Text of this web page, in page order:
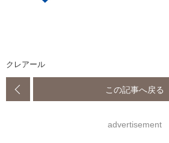
クレアール
この記事へ戻る
advertisement